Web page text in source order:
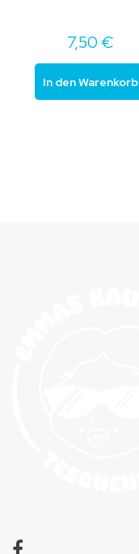
7,50 €
In den Warenkorb